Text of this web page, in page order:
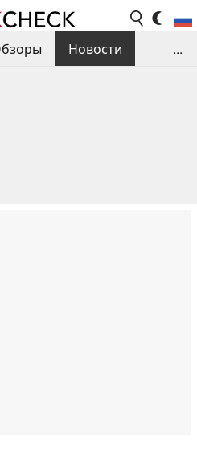
Новости
...